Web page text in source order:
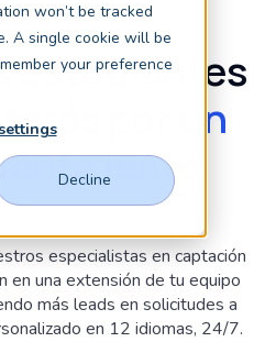
won’t be tracked
A single cookie will be
your preference
Decline
estudiantes
por
un
lento
especialistas en captación
en una extensión de tu equipo
más leads en solicitudes a
en 12 idiomas, 24/7.